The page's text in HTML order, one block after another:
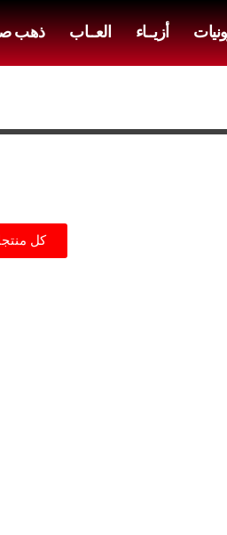
أزيــاء العــاب ذهب
كل